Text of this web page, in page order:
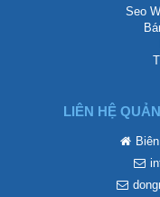
Seo
LIÊN HỆ